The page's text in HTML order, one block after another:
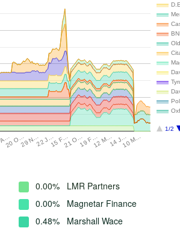
1/2
20 O…29 N…22 J…15 F…21 O…19 F…12 M…14 J…10 M…
0.00%
LMR Partners
0.00%
Magnetar Finance
0.48%
Marshall Wace